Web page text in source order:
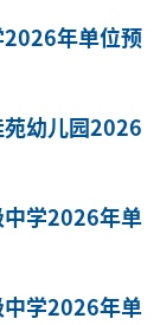
年单位预
幼儿园2026
学2026年单
学2026年单